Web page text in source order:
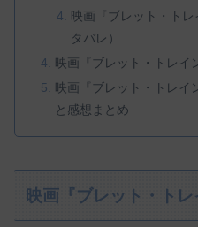
映画『ブレット・ト
タバレ）
映画『ブレット・トレイ
映画『ブレット・トレイ
と感想まとめ
映画『ブレット・ト